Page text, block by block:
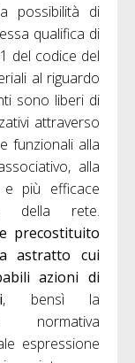
possibilità di
qualifica di
del codice del
al riguardo
sono liberi di
attraverso
funzionali alla
alla
e più efficace
della rete.
precostituito
astratto cui
azioni di
, bensì la
normativa
espressione